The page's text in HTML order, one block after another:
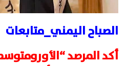
الصباح اليمني_متابعات
أكد المرصد